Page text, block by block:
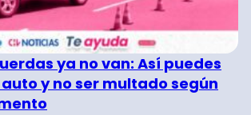
ya no van: Así puedes
y no ser multado según